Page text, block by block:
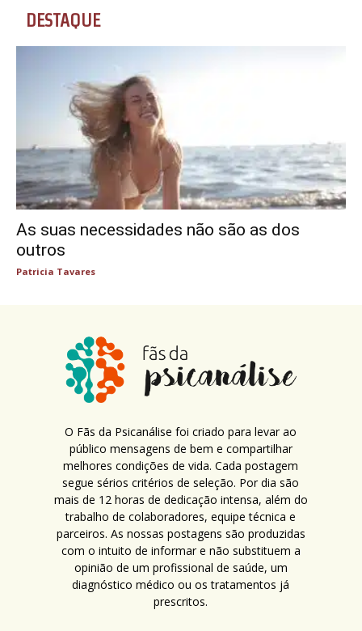
DESTAQUE
As suas necessidades não são as dos
outros
Patricia Tavares
O Fãs da Psicanálise foi criado para levar ao
público mensagens de bem e compartilhar
melhores condições de vida. Cada postagem
segue sérios critérios de seleção. Por dia são
mais de 12 horas de dedicação intensa, além do
trabalho de colaboradores, equipe técnica e
parceiros. As nossas postagens são produzidas
com o intuito de informar e não substituem a
opinião de um profissional de saúde, um
diagnóstico médico ou os tratamentos já
prescritos.